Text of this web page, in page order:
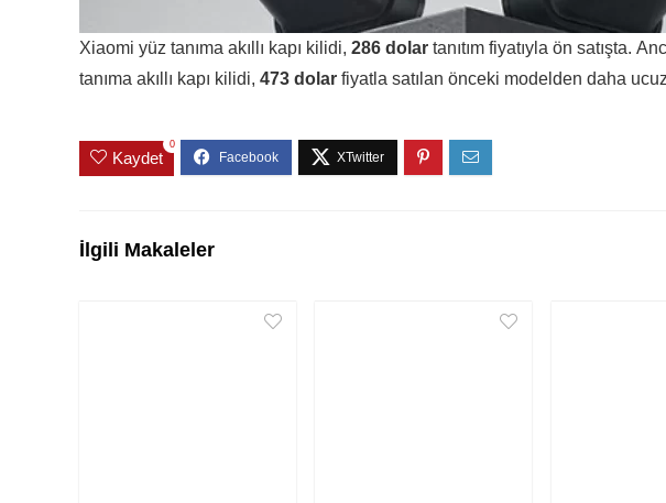
Xiaomi yüz tanıma akıllı kapı kilidi, 286 dolar tanıtım fiyatıyla ön satışta.
tanıma akıllı kapı kilidi, 473 dolar fiyatla satılan önceki modelden daha
Kaydet
0
İlgili Makaleler